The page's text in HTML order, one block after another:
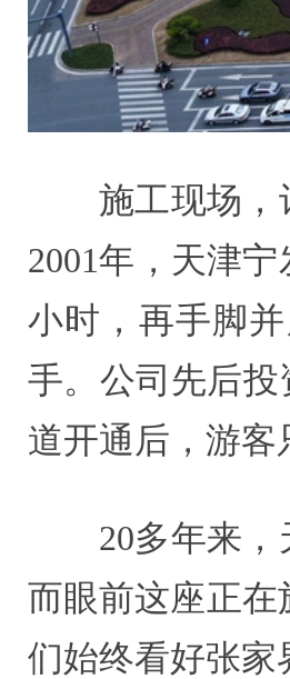
施工现场，
2001年，天津
小时，再手脚
手。公司先后投
道开通后，游客
20多年来
而眼前这座正在
们始终看好张家